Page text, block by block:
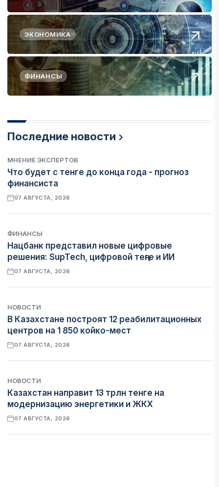
ЭКОНОМИКА
ФИНАНСЫ
Последние новости
МНЕНИЕ ЭКСПЕРТОВ
Что будет с тенге до конца года - прогноз
финансиста
07 АВГУСТА, 2026
ФИНАНСЫ
Нацбанк представил новые цифровые
решения: SupTech, цифровой теңге и ИИ
07 АВГУСТА, 2026
НОВОСТИ
В Казахстане построят 12 реабилитационных
центров на 1 850 койко-мест
07 АВГУСТА, 2026
НОВОСТИ
Казахстан направит 13 трлн тенге на
модернизацию энергетики и ЖКХ
07 АВГУСТА, 2026